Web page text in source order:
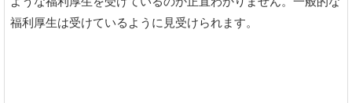
福利厚生は受けているように見受けられます。